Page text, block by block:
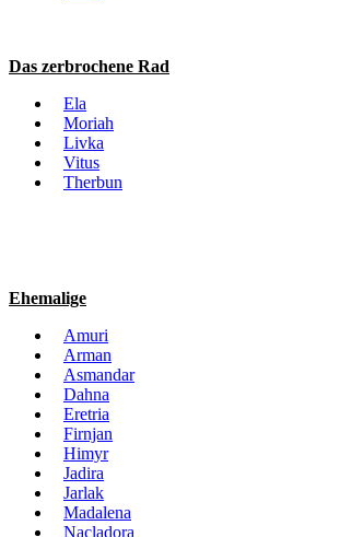
Das zerbrochene Rad
Ela
Moriah
Livka
Vitus
Therbun
Ehemalige
Amuri
Arman
Asmandar
Dahna
Eretria
Firnjan
Himyr
Jadira
Jarlak
Madalena
Nacladora